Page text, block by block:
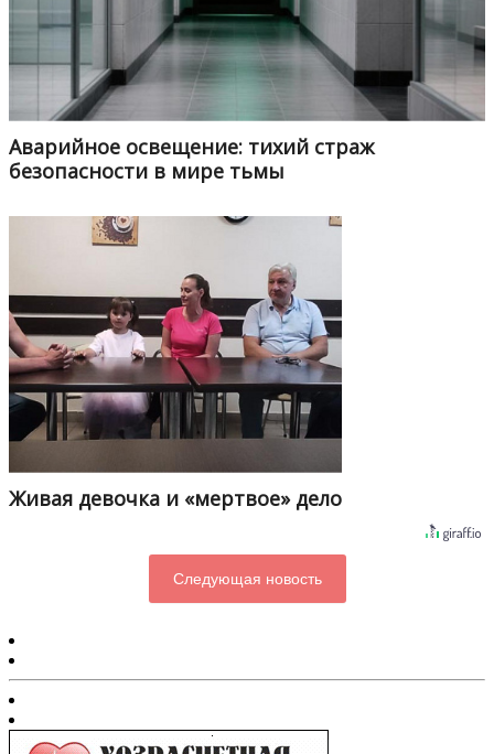
Аварийное освещение: тихий страж
безопасности в мире тьмы
Живая девочка и «мертвое» дело
Следующая новость